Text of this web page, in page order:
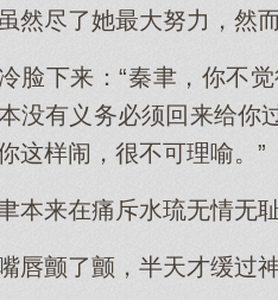
然尽了她最大努力，然
脸下来：“秦聿，你不
没有义务必须回来给你
这样闹，很不可理喻。”
本来在痛斥水琉无情无
唇颤了颤，半天才缓过神